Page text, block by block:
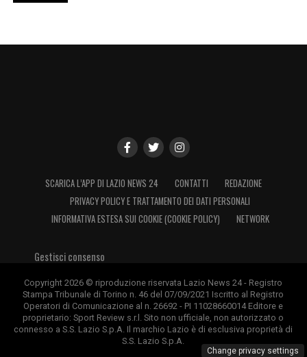
SCARICA L’APP DI LAZIO NEWS 24 CONTATTI
REDAZIONE
PRIVACY POLICY E TRATTAMENTO DEI DATI PERSONALI
INFORMATIVA ESTESA SUI COOKIE (COOKIE POLICY)
NETWORK
Gestisci consenso
Copyright 2026 © riproduzione riservata Lazio News 24 - Registro
Stampa Tribunale di Torino n. 46 del 07/09/2021 Iscritto al Registro
Operatori di Comunicazione al n. 26692 - PI 11028660014 Editore e
proprietario: Sport Review s.r.l. Sito non ufficiale, non autorizzato o
connesso a S.S. Lazio S.p.A. Il marchio Lazio è di esclusiva proprietà di
S.S. Lazio S.p.A.
Change privacy settings